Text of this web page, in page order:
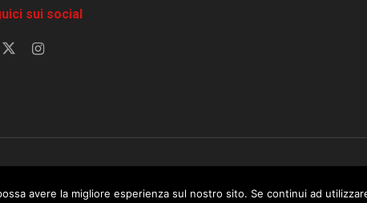
sui social
avere la migliore esperienza sul nostro sito. Se continui ad